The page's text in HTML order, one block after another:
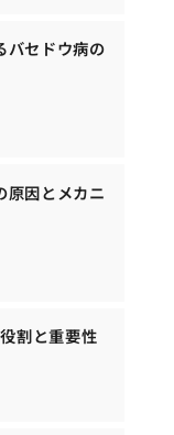
バセドウ病の
原因とメカニ
割と重要性